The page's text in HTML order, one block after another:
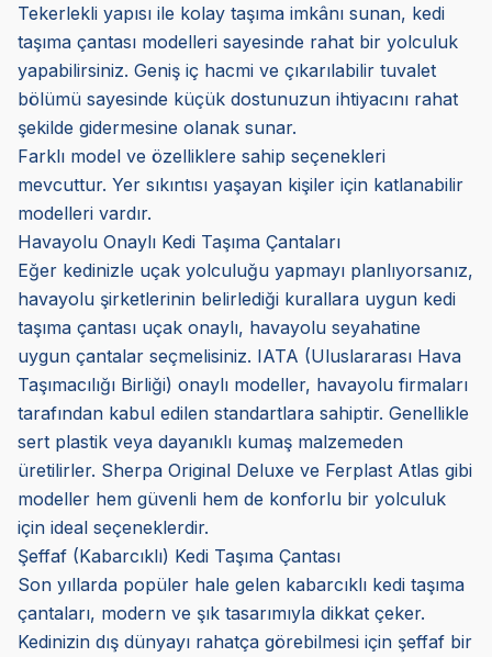
Tekerlekli yapısı ile kolay taşıma imkânı sunan, kedi
taşıma çantası modelleri sayesinde rahat bir yolculuk
yapabilirsiniz. Geniş iç hacmi ve çıkarılabilir tuvalet
bölümü sayesinde küçük dostunuzun ihtiyacını rahat
şekilde gidermesine olanak sunar.
Farklı model ve özelliklere sahip seçenekleri
mevcuttur. Yer sıkıntısı yaşayan kişiler için katlanabilir
modelleri vardır.
Havayolu Onaylı Kedi Taşıma Çantaları
Eğer kedinizle uçak yolculuğu yapmayı planlıyorsanız,
havayolu şirketlerinin belirlediği kurallara uygun kedi
taşıma çantası uçak onaylı, havayolu seyahatine
uygun çantalar seçmelisiniz. IATA (Uluslararası Hava
Taşımacılığı Birliği) onaylı modeller, havayolu firmaları
tarafından kabul edilen standartlara sahiptir. Genellikle
sert plastik veya dayanıklı kumaş malzemeden
üretilirler. Sherpa Original Deluxe ve Ferplast Atlas gibi
modeller hem güvenli hem de konforlu bir yolculuk
için ideal seçeneklerdir.
Şeffaf (Kabarcıklı) Kedi Taşıma Çantası
Son yıllarda popüler hale gelen kabarcıklı kedi taşıma
çantaları, modern ve şık tasarımıyla dikkat çeker.
Kedinizin dış dünyayı rahatça görebilmesi için şeffaf bir